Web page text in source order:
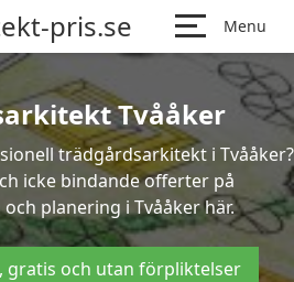
pris.se Menu
Tvååker
trädgårdsarkitekt i Tvååker?
icke bindande offerter på
planering i Tvååker här.
gratis och utan förpliktelser